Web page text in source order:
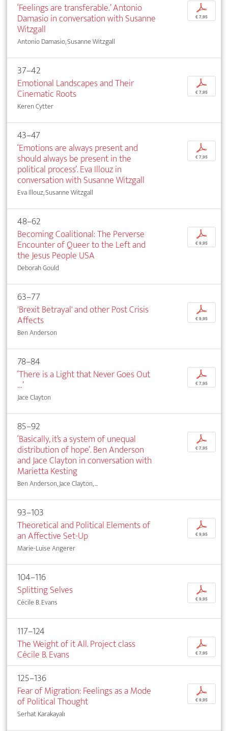
‘Feelings are transferable.’ Antonio
Damasio in conversation with Susanne
Witzgall
Antonio Damasio, Susanne Witzgall
p
€ 7,95
37–42
Emotional Landscapes and Their
Cinematic Roots
Keren Cytter
p
€ 7,95
43–47
‘Emotions are always present and
should always be present in the
political process’. Eva Illouz in
conversation with Susanne Witzgall
Eva Illouz, Susanne Witzgall
p
€ 7,95
48–62
Becoming Coalitional: The Perverse
Encounter of Queer to the Left and
the Jesus People USA
Deborah Gould
p
€ 9,95
63–77
'Brexit Betrayal' and other Post Crisis
Affects
Ben Anderson
p
€ 9,95
78–84
‘There is a Light that Never Goes Out
…’
Jace Clayton
p
€ 7,95
85–92
‘Basically, it’s a system of unequal
distribution of hope’. Ben Anderson
and Jace Clayton in conversation with
Marietta Kesting
Ben Anderson, Jace Clayton, ...
p
€ 7,95
93–103
Theoretical and Political Elements of
an Affective Set-Up
Marie-Luise Angerer
p
€ 9,95
104–116
Splitting Selves
Cécile B. Evans
p
€ 9,95
117–124
The Weight of it All. Project class
Cécile B. Evans
p
€ 7,95
125–136
Fear of Migration: Feelings as a Mode
of Political Thought
Serhat Karakayalı
p
€ 9,95